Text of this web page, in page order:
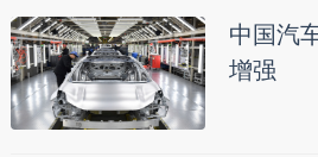
中国汽
增强